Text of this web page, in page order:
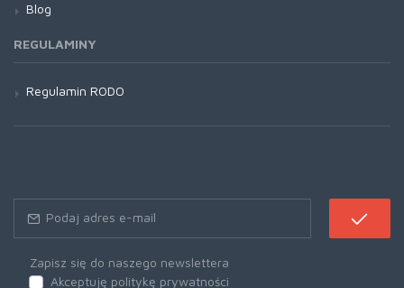
Blog
REGULAMINY
Regulamin RODO
Zapisz się do naszego newslettera
Akceptuję politykę prywatności